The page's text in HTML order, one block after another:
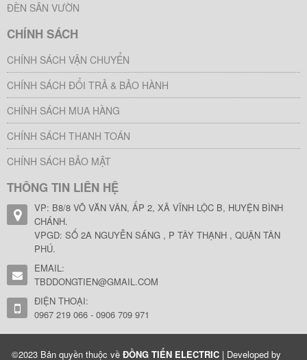
ĐÈN SÂN VƯỜN
CHÍNH SÁCH
CHÍNH SÁCH VẬN CHUYỂN
CHÍNH SÁCH ĐỔI TRẢ & BẢO HÀNH
CHÍNH SÁCH MUA HÀNG
CHÍNH SÁCH THANH TOÁN
CHÍNH SÁCH BẢO MẬT
THÔNG TIN LIÊN HỆ
VP: B8/8 VÕ VĂN VÂN, ẤP 2, XÃ VĨNH LỘC B, HUYỆN BÌNH
CHÁNH.
VPGD: SỐ 2A NGUYỄN SÁNG , P TÂY THẠNH , QUẬN TÂN
PHÚ.
EMAIL:
TBDDONGTIEN@GMAIL.COM
ĐIỆN THOẠI:
0967 219 066 - 0906 709 971
©2023 Bản quyền thuộc về ĐỒNG TIẾN ELECTRIC | Developed by